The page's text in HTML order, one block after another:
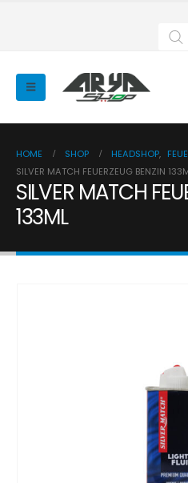
search
HOME SHOP HEADSHOP,
SILVER MATCH FEUERZEUG BENZIN
SILVER MATCH
133ML